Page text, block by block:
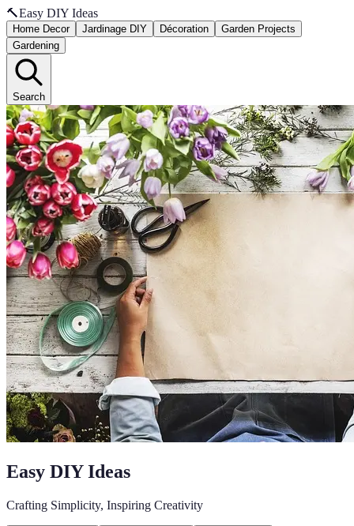
🔨Easy DIY Ideas
Home Decor Jardinage DIY Décoration
Garden Projects
Gardening
Search
Easy DIY Ideas
Crafting Simplicity, Inspiring Creativity